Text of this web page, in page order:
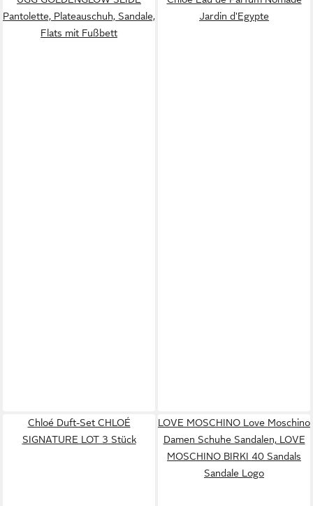
Pantolette, Plateauschuh, Sandale,
Flats mit Fußbett
Jardin d'Egypte
Chloé Duft-Set CHLOÉ
SIGNATURE LOT 3 Stück
LOVE MOSCHINO Love Moschino
Damen Schuhe Sandalen, LOVE
MOSCHINO BIRKI 40 Sandals
Sandale Logo